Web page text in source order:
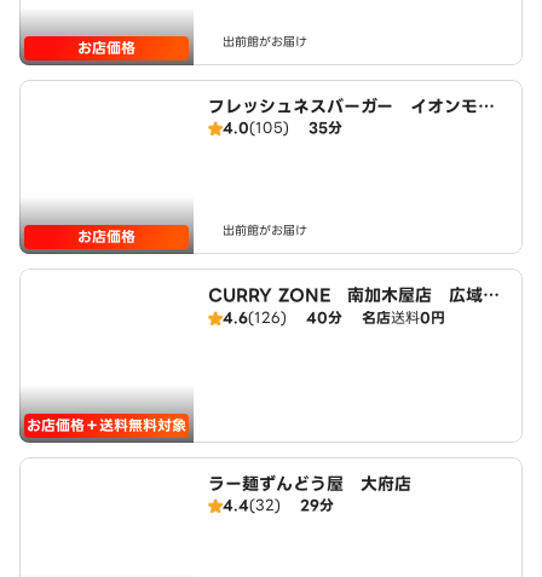
お店価格 出前館がお届け
お店価格
フレッシュネスバーガー イオンモー
ル東浦店
4.0(105) 35分
出前館がお届け
お店価格＋送料無料対象
CURRY ZONE 南加木屋店 広域エ
リア
4.6(126) 40分 名店送料0円
ラー麺ずんどう屋 大府店
4.4(32) 29分